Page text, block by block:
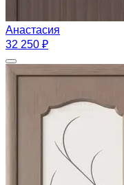
Анастасия
32 250 ₽